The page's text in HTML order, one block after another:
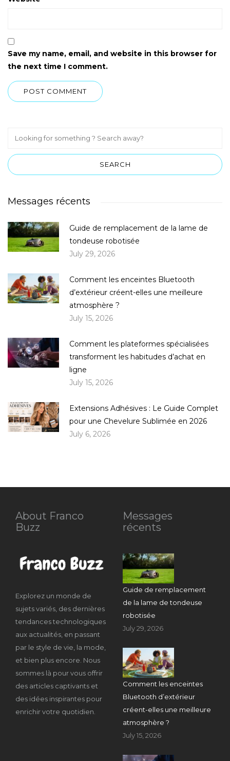
Save my name, email, and website in this browser for
the next time I comment.
Messages récents
Guide de remplacement de la lame de
tondeuse robotisée
July 29, 2026
Comment les enceintes Bluetooth
d’extérieur créent-elles une meilleure
atmosphère ?
July 15, 2026
Comment les plateformes spécialisées
transforment les habitudes d’achat en
ligne
July 15, 2026
Extensions Adhésives : Le Guide Complet
pour une Chevelure Sublimée en 2026
July 6, 2026
About Franco
Buzz
Explorez un monde de
sujets variés, des dernières
tendances technologiques
aux actualités, en passant
par le style de vie, la mode,
et bien plus encore. Nous
sommes là pour vous offrir
des articles captivants et
des idées inspirantes pour
enrichir votre quotidien.
Messages
récents
Guide de remplacement
de la lame de tondeuse
robotisée
July 29, 2026
Comment les enceintes
Bluetooth d’extérieur
créent-elles une meilleure
atmosphère ?
July 15, 2026